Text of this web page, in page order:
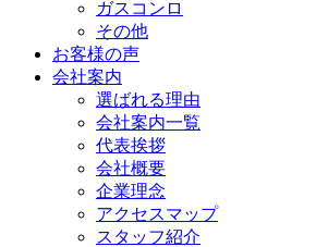
ガスコンロ
その他
お客様の声
会社案内
選ばれる理由
会社案内一覧
代表挨拶
会社概要
企業理念
アクセスマップ
スタッフ紹介